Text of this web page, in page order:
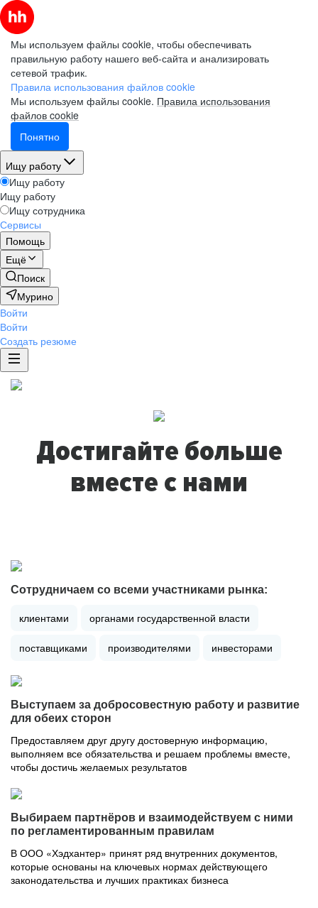
Мы используем файлы cookie, чтобы обеспечивать
правильную работу нашего веб-сайта и анализировать
сетевой трафик.
Правила использования файлов cookie
Мы используем файлы cookie. Правила использования
файлов cookie
Понятно
Ищу работу
Ищу работу
Ищу работу
Ищу сотрудника
Сервисы
Помощь
Ещё
Поиск
Мурино
Войти
Войти
Создать резюме
Достигайте больше
вместе с нами
Сотрудничаем со всеми участниками рынка:
клиентами органами государственной власти
поставщиками производителями инвесторами
Выступаем за добросовестную работу и развитие
для обеих сторон
Предоставляем друг другу достоверную информацию,
выполняем все обязательства и решаем проблемы вместе,
чтобы достичь желаемых результатов
Выбираем партнёров и взаимодействуем с ними
по регламентированным правилам
В ООО «Хэдхантер» принят ряд внутренних документов,
которые основаны на ключевых нормах действующего
законодательства и лучших практиках бизнеса